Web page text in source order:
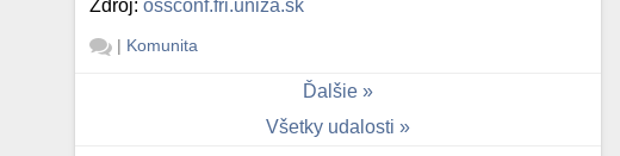
Zdroj:ossconf.fri.uniza.sk
| Komunita
Ďalšie
Všetky udalosti